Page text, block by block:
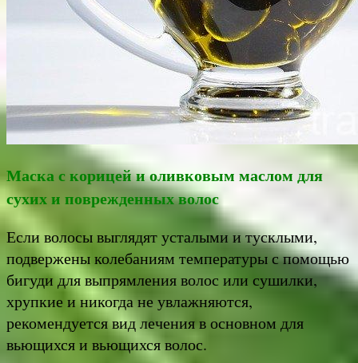
Маска с корицей и оливковым маслом для
сухих и поврежденных волос
Если волосы выглядят усталыми и тусклыми,
подвержены колебаниям температуры с помощью
бигуди для выпрямления волос или сушилки,
хрупкие и никогда не увлажняются,
рекомендуется вид лечения в основном для
вьющихся и вьющихся волос.